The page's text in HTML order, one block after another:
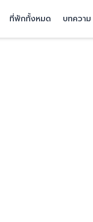
ที่พักทั้งหมด บทความ